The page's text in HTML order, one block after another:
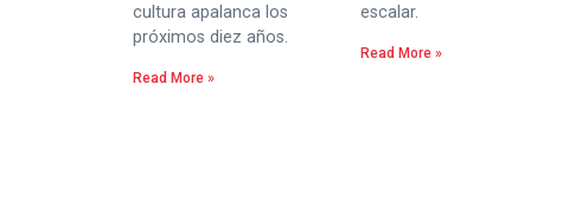
cultura apalanca los
próximos diez años.
Read More »
escalar.
Read More »